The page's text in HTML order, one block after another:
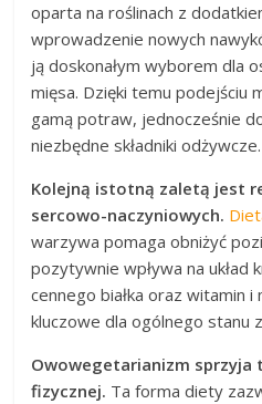
oparta na roślinach z
wprowadzenie nowych
ją doskonałym wyborem dla
mięsa. Dzięki temu podejściu
gamą potraw, jednocześnie
niezbędne składniki odżywcze.
Kolejną istotną zaletą jest
sercowo-naczyniowych.
warzywa pomaga obniżyć
pozytywnie wpływa na układ
cennego białka oraz witamin i
kluczowe dla ogólnego stanu
Owowegetarianizm sprzyja
fizycznej. Ta forma diety